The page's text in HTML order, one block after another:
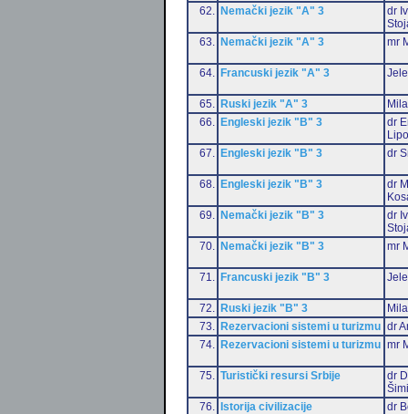
62.
Nemački jezik "A" 3
dr
63.
Nemački jezik "A" 3 mr
64. Francuski jezik "A" 3
65. Ruski jezik "A" 3
66.
Engleski jezik "B" 3
dr
67.
Engleski jezik "B" 3 dr
68. Engleski jezik "B" 3
dr
69.
Nemački jezik "B" 3
dr
70.
Nemački jezik "B" 3 mr
71. Francuski jezik "B" 3
72. Ruski jezik "B" 3
73.
Rezervacioni sistemi u turizmu dr
74.
Rezervacioni sistemi u turizmu mr
75. Turistički resursi Srbije
dr
76.
Istorija civilizacije dr